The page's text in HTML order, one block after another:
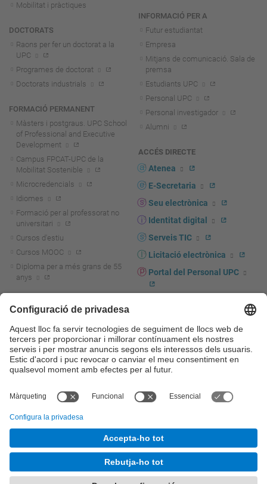
Mobilitat i pràctiques
DOCTORATS
Raons per fer un doctorat a la
UPC
Programes de doctorat
Doctorats industrials
FORMACIÓ PERMANENT
Màsters i postgraus. UPC School
of Professional and Executive
Development
Campus FPCAT-UPC de la
Mobilitat Sostenible
Microcredencials
Idiomes
Formació per al professorat no
universitari
Cursos d'estiu
Cursos MOOC
Diploma per a més grans de 55
anys
Actualitat R+D+I
La recerca a la UPC
La transferència, l'emprenedoria i
la innovació a la UPC
Foment i suport a la recerca
transferència, l'emprenedoria i la
Serveis per a empreses
INFORMACIÓ PER A
Futur estudiantat
Empresa
Mitjans de comunicació. Sala de
premsa
Estudiants UPC
Personal UPC
Personal investigador
Alumni
ACCÉS DIRECTE
Atenea
E-Secretaria
Seu electrònica
Identitat digital
Serveis TIC
Licitació electrònica
Portal del Personal UPC
UPCshop, marxandatge
Sala de premsa
Seguretat i salut
Autoprotecció i emergències
© UPC Universitat Politècnica de Catalunya - BarcelonaTech